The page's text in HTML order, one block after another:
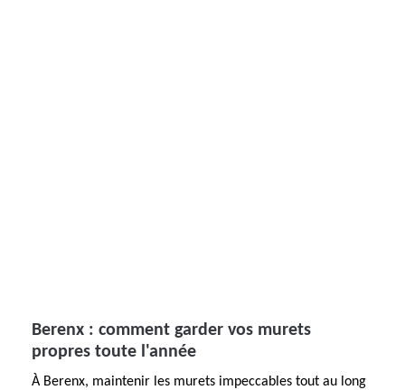
Berenx : comment garder vos murets
propres toute l'année
À Berenx, maintenir les murets impeccables tout au long